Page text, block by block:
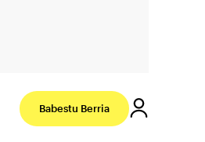
Babestu Berria